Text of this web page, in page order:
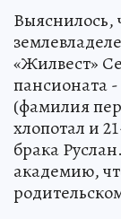
Выяснилось,
«Жилвест»
пансионата
(фамилия
хлопотал и
брака
академию,